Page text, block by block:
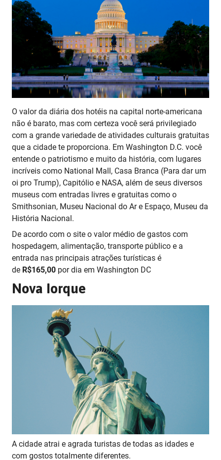
O valor da diária dos hotéis na capital norte-americana
não é barato, mas com certeza você será privilegiado
com a grande variedade de atividades culturais gratuitas
que a cidade te proporciona. Em Washington D.C. você
entende o patriotismo e muito da história, com lugares
incríveis como National Mall, Casa Branca (Para dar um
oi pro Trump), Capitólio e NASA, além de seus diversos
museus com entradas livres e gratuitas como o
Smithsonian, Museu Nacional do Ar e Espaço, Museu da
História Nacional.
De acordo com o site o valor médio de gastos com
hospedagem, alimentação, transporte público e a
entrada nas principais atrações turísticas é
de R$165,00 por dia em Washington DC
Nova Iorque
A cidade atrai e agrada turistas de todas as idades e
com gostos totalmente diferentes.